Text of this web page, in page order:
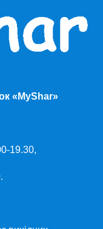
«MyShar»
19.30,